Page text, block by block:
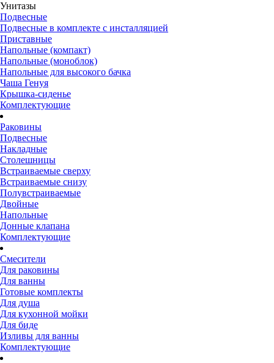
Унитазы
Подвесные
Подвесные в комплекте с инсталляцией
Приставные
Напольные (компакт)
Напольные (моноблок)
Напольные для высокого бачка
Чаша Генуя
Крышка-сиденье
Комплектующие
Раковины
Подвесные
Накладные
Столешницы
Встраиваемые сверху
Встраиваемые снизу
Полувстраиваемые
Двойные
Напольные
Донные клапана
Комплектующие
Смесители
Для раковины
Для ванны
Готовые комплекты
Для душа
Для кухонной мойки
Для биде
Изливы для ванны
Комплектующие